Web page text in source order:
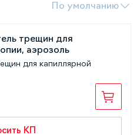
По умолчанию
для капиллярной
КП